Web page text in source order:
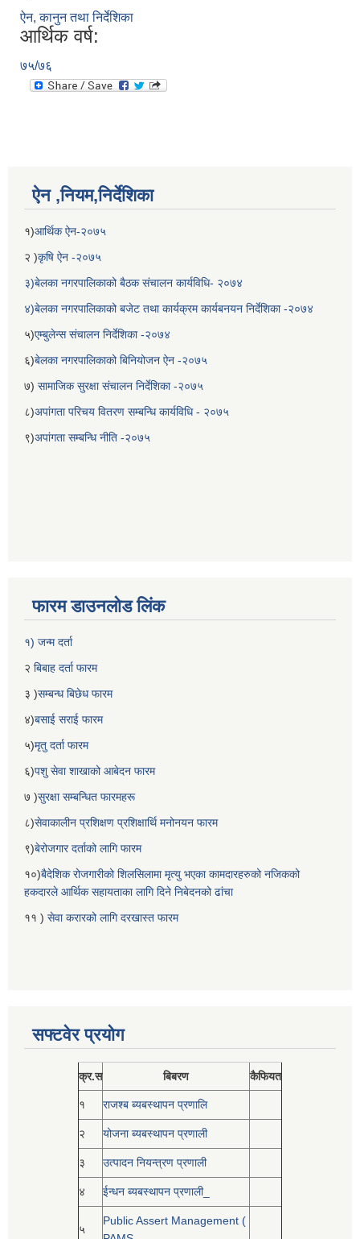
ऐन, कानुन तथा निर्देशिका
आर्थिक वर्ष:
७५/७६
ऐन ,नियम,निर्देशिका
१)आर्थिक ऐन-२०७५
२ )कृषि ऐन -२०७५
३)बेलका नगरपालिकाको बैठक संचालन कार्यविधि- २०७४
४)बेलका नगरपालिकाको बजेट तथा कार्यक्रम कार्यबनयन निर्देशिका -२०७४
५)एम्बुलेन्स संचालन निर्देशिका -२०७४
६)बेलका नगरपालिकाको बिनियोजन ऐन -२०७५
७) सामाजिक सुरक्षा संचालन निर्देशिका -२०७५
८)अपांगता परिचय वितरण सम्बन्धि कार्यविधि - २०७५
९)अपांगता सम्बन्धि नीति -२०७५
फारम डाउनलोड लिंक
१) जन्म दर्ता
२ बिबाह दर्ता फारम
३ )सम्बन्ध बिछेध फारम
४)बसाई सराई फारम
५)मृतु दर्ता फारम
६)पशु सेवा शाखाको आबेदन फारम
७ )सुरक्षा सम्बन्धित फारमहरू
८)सेवाकालीन प्रशिक्षण प्रशिक्षार्थि मनोनयन फारम
९)बेरोजगार दर्ताको लागि फारम
१०)बैदेशिक रोजगारीको शिलसिलामा मृत्यु भएका कामदारहरुको नजिकको
हकदारले आर्थिक सहायताका लागि दिने निबेदनको ढांचा
११ ) सेवा करारको लागि दरखास्त फारम
सफ्टवेर प्रयोग
क्र.स बिबरण कैफियत
१ राजश्ब ब्यबस्थापन प्रणालि
२ योजना ब्यबस्थापन प्रणाली
३ उत्पादन नियन्त्रण प्रणाली
४ ईन्धन ब्यबस्थापन प्रणाली_
५
Public Assert Management (